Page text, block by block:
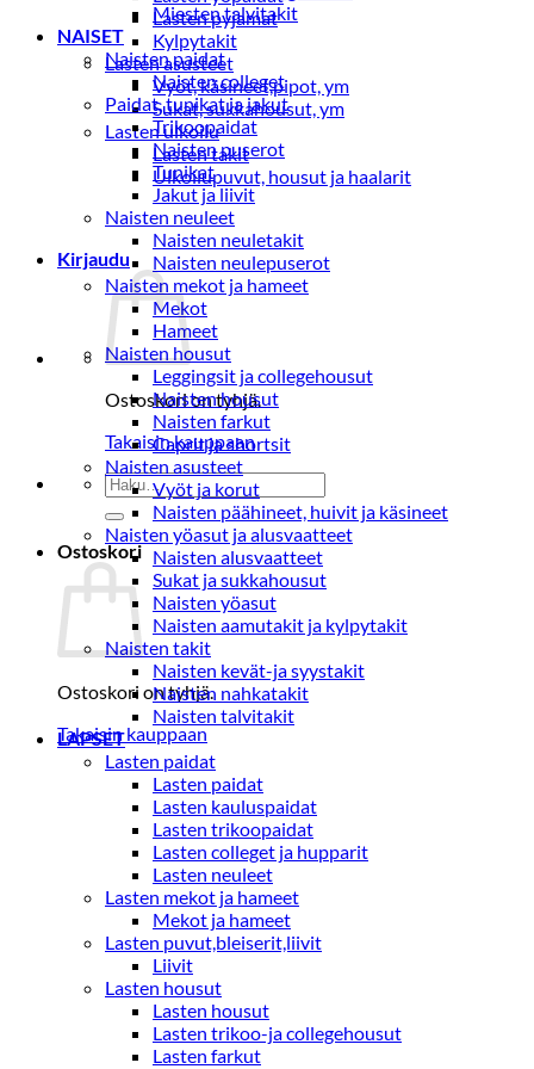
Lasten pyjamat
Kylpytakit
Lasten asusteet
Vyöt, käsineet,pipot, ym
Sukat, sukkahousut, ym
Lasten ulkoilu
Lasten takit
Ulkoilupuvut, housut ja haalarit
Kirjaudu
Ostoskori on tyhjä.
Takaisin kauppaan
Etsi:
Ostoskori
Ostoskori on tyhjä.
Takaisin kauppaan
Miesten talvitakit
NAISET
Naisten paidat
Naisten colleget
Paidat, tunikat ja jakut
Trikoopaidat
Naisten puserot
Tunikat
Jakut ja liivit
Naisten neuleet
Naisten neuletakit
Naisten neulepuserot
Naisten mekot ja hameet
Mekot
Hameet
Naisten housut
Leggingsit ja collegehousut
Naisten housut
Naisten farkut
Caprit ja shortsit
Naisten asusteet
Vyöt ja korut
Naisten päähineet, huivit ja käsineet
Naisten yöasut ja alusvaatteet
Naisten alusvaatteet
Sukat ja sukkahousut
Naisten yöasut
Naisten aamutakit ja kylpytakit
Naisten takit
Naisten kevät-ja syystakit
Naisten nahkatakit
Naisten talvitakit
LAPSET
Lasten paidat
Lasten paidat
Lasten kauluspaidat
Lasten trikoopaidat
Lasten colleget ja hupparit
Lasten neuleet
Lasten mekot ja hameet
Mekot ja hameet
Lasten puvut,bleiserit,liivit
Liivit
Lasten housut
Lasten housut
Lasten trikoo-ja collegehousut
Lasten farkut